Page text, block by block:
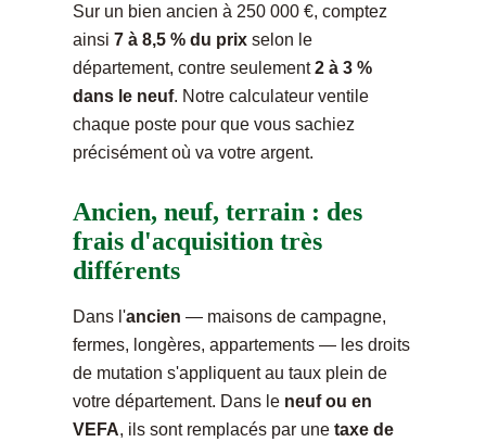
Sur un bien ancien à 250 000 €, comptez
ainsi 7 à 8,5 % du prix selon le
département, contre seulement2 à 3 %
dans le neuf. Notre calculateur ventile
chaque poste pour que vous sachiez
précisément où va votre argent.
Ancien, neuf, terrain : des
frais d'acquisition très
différents
Dans l'ancien — maisons de campagne,
fermes, longères, appartements — les droits
de mutation s'appliquent au taux plein de
votre département. Dans le neuf ou en
VEFA, ils sont remplacés par une taxe de